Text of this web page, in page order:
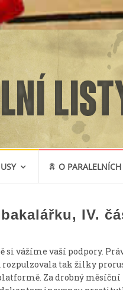
O
IV.
si vážíme vaší podpory.
tak žilky
Za drobný